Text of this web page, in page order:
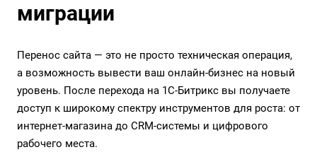
миграции
Перенос сайта — это не просто техническая операция,
а возможность вывести ваш онлайн-бизнес на новый
уровень. После перехода на 1С-Битрикс вы получаете
доступ к широкому спектру инструментов для роста: от
интернет-магазина до CRM-системы и цифрового
рабочего места.